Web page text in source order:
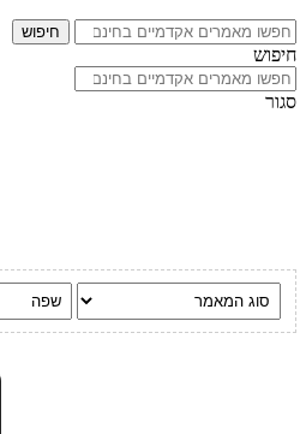
חיפוש
חיפוש
סגור